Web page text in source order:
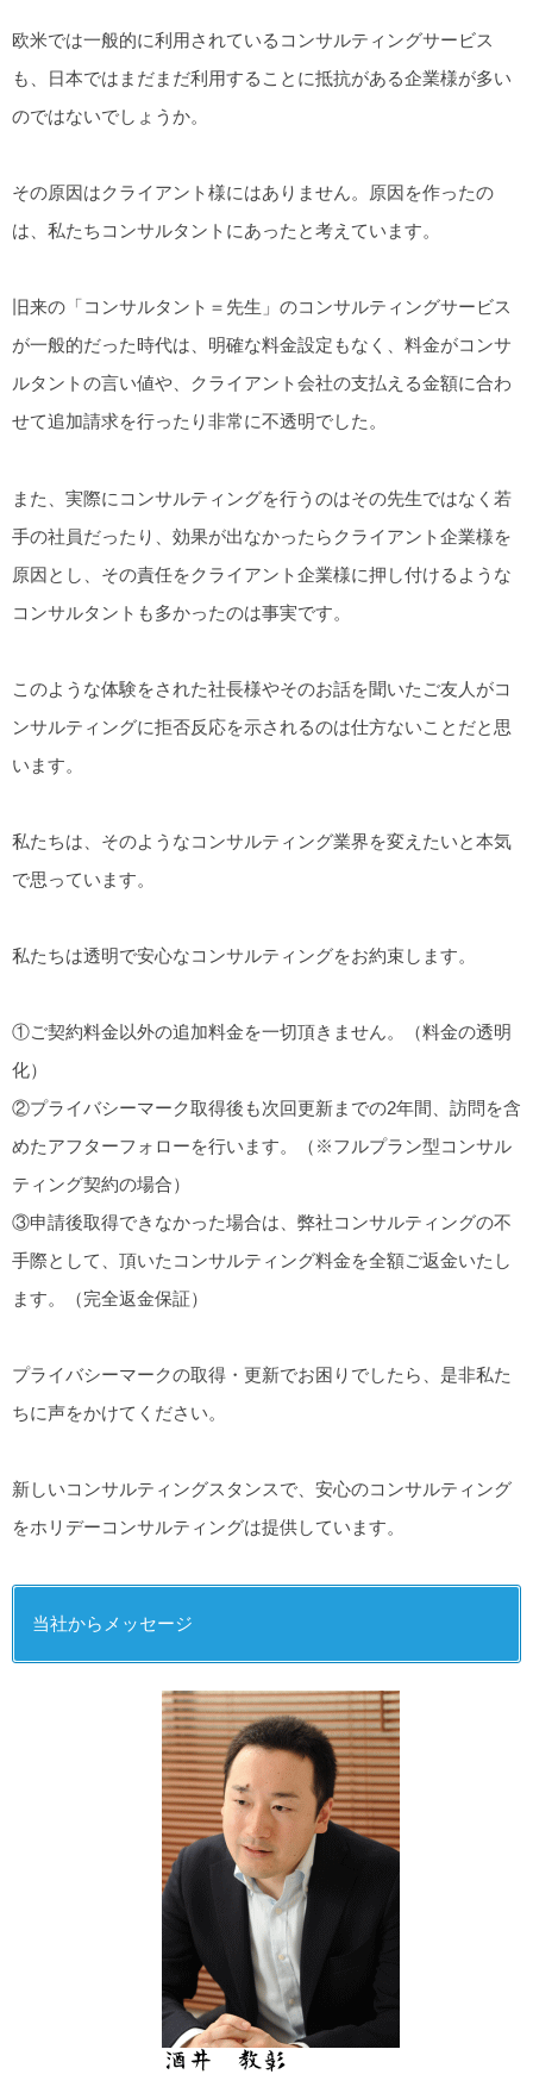
欧米では一般的に利用されているコンサルティングサービス
も、日本ではまだまだ利用することに抵抗がある企業様が多い
のではないでしょうか。
その原因はクライアント様にはありません。原因を作ったの
は、私たちコンサルタントにあったと考えています。
旧来の「コンサルタント＝先生」のコンサルティングサービス
が一般的だった時代は、明確な料金設定もなく、料金がコンサ
ルタントの言い値や、クライアント会社の支払える金額に合わ
せて追加請求を行ったり非常に不透明でした。
また、実際にコンサルティングを行うのはその先生ではなく若
手の社員だったり、効果が出なかったらクライアント企業様を
原因とし、その責任をクライアント企業様に押し付けるような
コンサルタントも多かったのは事実です。
このような体験をされた社長様やそのお話を聞いたご友人がコ
ンサルティングに拒否反応を示されるのは仕方ないことだと思
います。
私たちは、そのようなコンサルティング業界を変えたいと本気
で思っています。
私たちは透明で安心なコンサルティングをお約束します。
①ご契約料金以外の追加料金を一切頂きません。（料金の透明
化）
②プライバシーマーク取得後も次回更新までの2年間、訪問を含
めたアフターフォローを行います。（※フルプラン型コンサル
ティング契約の場合）
③申請後取得できなかった場合は、弊社コンサルティングの不
手際として、頂いたコンサルティング料金を全額ご返金いたし
ます。（完全返金保証）
プライバシーマークの取得・更新でお困りでしたら、是非私た
ちに声をかけてください。
新しいコンサルティングスタンスで、安心のコンサルティング
をホリデーコンサルティングは提供しています。
当社からメッセージ